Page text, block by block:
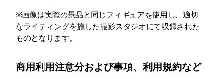
※画像は実際の景品と同じフィギュアを使用し、適切
なライティングを施した撮影スタジオにて収録された
ものとなります。
商用利用注意分および事項、利用規約など